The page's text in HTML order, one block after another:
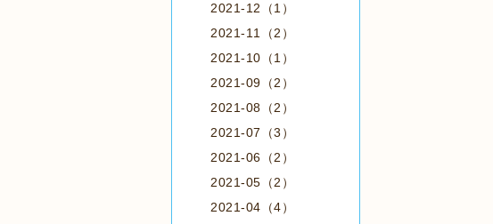
2021-12（1）
2021-11（2）
2021-10（1）
2021-09（2）
2021-08（2）
2021-07（3）
2021-06（2）
2021-05（2）
2021-04（4）